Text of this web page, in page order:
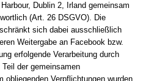
Dublin 2, Irland gemeinsam
(Art. 26 DSGVO). Die
sich dabei ausschließlich
Weitergabe an Facebook bzw.
erfolgende Verarbeitung durch
der gemeinsamen
obliegenden Verpflichtungen wurden